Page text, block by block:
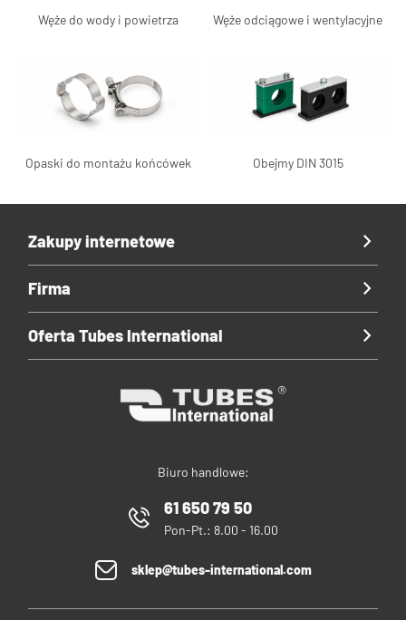
Węże do wody i powietrza Węże odciągowe i wentylacyjne
Opaski do montażu końcówek Obejmy DIN 3015
Biuro handlowe:
61 650 79 50
Pon-Pt.: 8.00 - 16.00
sklep@tubes-international.com
Zakupy internetowe
Firma
Oferta Tubes International